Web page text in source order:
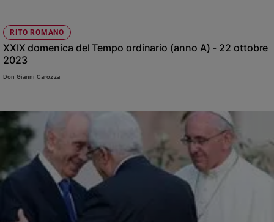
RITO ROMANO
XXIX domenica del Tempo ordinario (anno A) - 22 ottobre
2023
Don Gianni Carozza